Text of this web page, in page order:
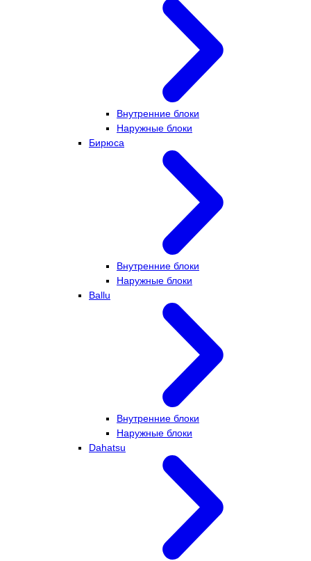
Внутренние блоки
Наружные блоки
Бирюса
Внутренние блоки
Наружные блоки
Ballu
Внутренние блоки
Наружные блоки
Dahatsu